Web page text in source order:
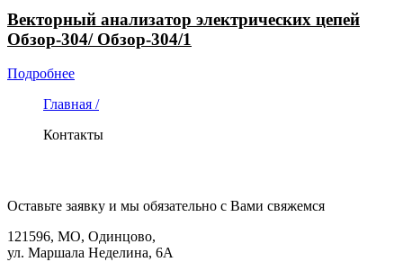
Векторный анализатор электрических цепей
Обзор-304/ Обзор-304/1
Подробнее
Главная /
Контакты
Оставьте заявку и мы обязательно с Вами свяжемся
121596, МО, Одинцово,
ул. Маршала Неделина, 6А